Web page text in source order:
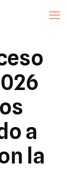
a
la